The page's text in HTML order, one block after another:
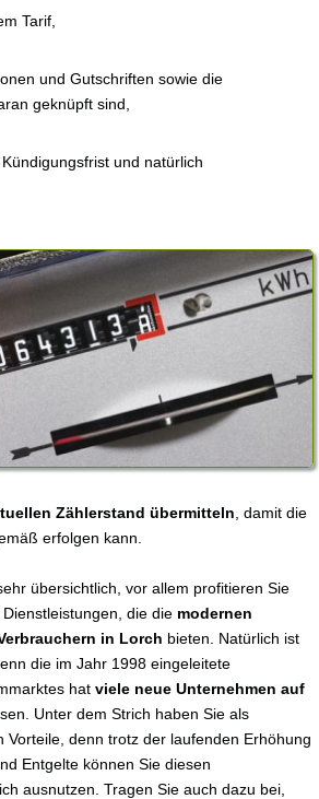
Tarif,
und Gutschriften sowie die
geknüpft sind,
und natürlich
Zählerstand übermitteln , damit die
erfolgen kann.
übersichtlich, vor allem profitieren Sie
die die modernen
in Lorch bieten. Natürlich ist
die im Jahr 1998 eingeleitete
hat viele neue Unternehmen auf
Unter dem Strich haben Sie als
Vorteile, denn trotz der laufenden Erhöhung
Entgelte können Sie diesen
ausnutzen. Tragen Sie auch dazu bei,